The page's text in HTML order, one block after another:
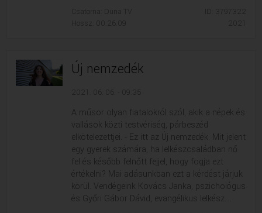
Csatorna: Duna TV
Hossz: 00:26:09
ID: 3797322
Új nemzedék
A műsor olyan fiatalokról szól, akik a népek és
vallások közti testvériség, párbeszéd
elkötelezettjei. - Ez itt az Új nemzedék. Mit jelent
egy gyerek számára, ha lelkészcsaládban nő
fel és később felnőtt fejjel, hogy fogja ezt
értékelni? Mai adásunkban ezt a kérdést járjuk
körül. Vendégeink Kovács Janka, pszichológus
és Győri Gábor Dávid, evangélikus lelkész....